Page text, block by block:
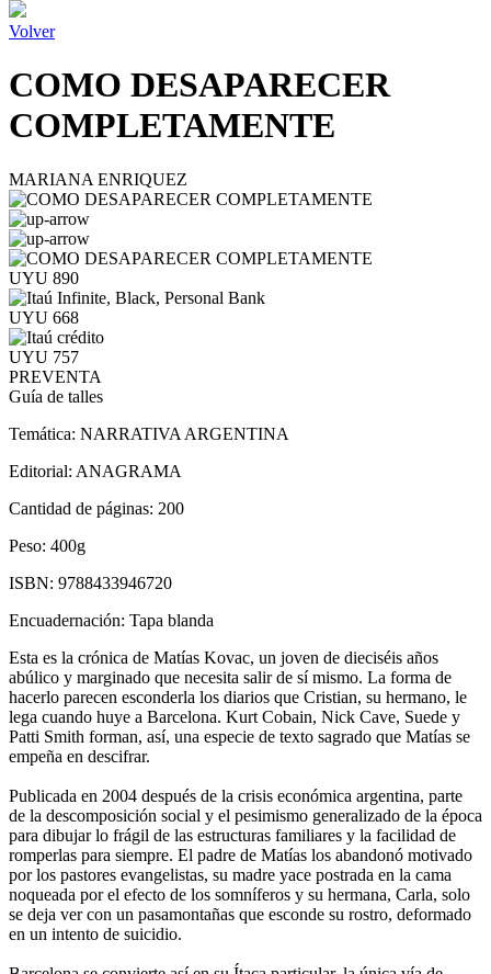
Volver
COMO DESAPARECER
COMPLETAMENTE
MARIANA ENRIQUEZ
UYU 890
UYU 668
UYU 757
PREVENTA
Guía de talles
Temática: NARRATIVA ARGENTINA
Editorial: ANAGRAMA
Cantidad de páginas: 200
Peso: 400g
ISBN: 9788433946720
Encuadernación: Tapa blanda
Esta es la crónica de Matías Kovac, un joven de dieciséis años
abúlico y marginado que necesita salir de sí mismo. La forma de
hacerlo parecen esconderla los diarios que Cristian, su hermano, le
lega cuando huye a Barcelona. Kurt Cobain, Nick Cave, Suede y
Patti Smith forman, así, una especie de texto sagrado que Matías se
empeña en descifrar.
Publicada en 2004 después de la crisis económica argentina, parte
de la descomposición social y el pesimismo generalizado de la época
para dibujar lo frágil de las estructuras familiares y la facilidad de
romperlas para siempre. El padre de Matías los abandonó motivado
por los pastores evangelistas, su madre yace postrada en la cama
noqueada por el efecto de los somníferos y su hermana, Carla, solo
se deja ver con un pasamontañas que esconde su rostro, deformado
en un intento de suicidio.